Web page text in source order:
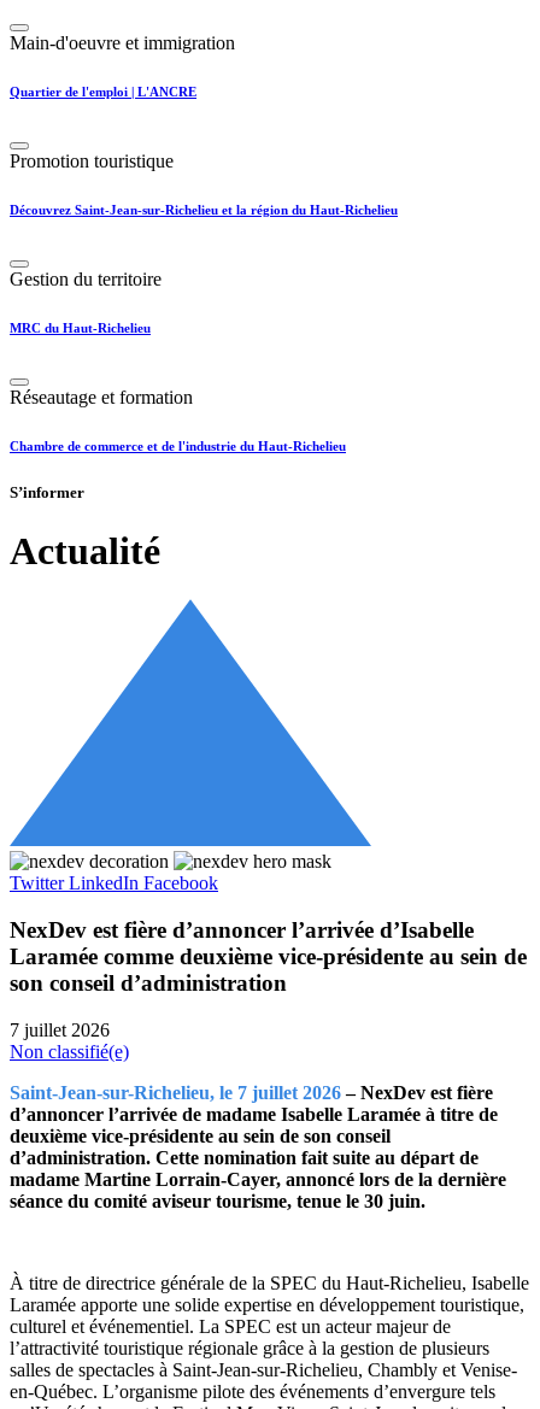
Main-d'oeuvre et immigration
Quartier de l'emploi | L'ANCRE
Promotion touristique
Découvrez Saint-Jean-sur-Richelieu et la région du Haut-Richelieu
Gestion du territoire
MRC du Haut-Richelieu
Réseautage et formation
Chambre de commerce et de l'industrie du Haut-Richelieu
S’informer
Actualité
Twitter LinkedIn Facebook
NexDev est fière d’annoncer l’arrivée d’Isabelle
Laramée comme deuxième vice-présidente au sein de
son conseil d’administration
7 juillet 2026
Non classifié(e)
Saint-Jean-sur-Richelieu, le 7 juillet 2026– NexDev est fière
d’annoncer l’arrivée de madame Isabelle Laramée à titre de
deuxième vice-présidente au sein de son conseil
d’administration. Cette nomination fait suite au départ de
madame Martine Lorrain-Cayer, annoncé lors de la dernière
séance du comité aviseur tourisme, tenue le 30 juin.
À titre de directrice générale de la SPEC du Haut-Richelieu, Isabelle
Laramée apporte une solide expertise en développement touristique,
culturel et événementiel. La SPEC est un acteur majeur de
l’attractivité touristique régionale grâce à la gestion de plusieurs
salles de spectacles à Saint-Jean-sur-Richelieu, Chambly et Venise-
en-Québec. L’organisme pilote des événements d’envergure tels